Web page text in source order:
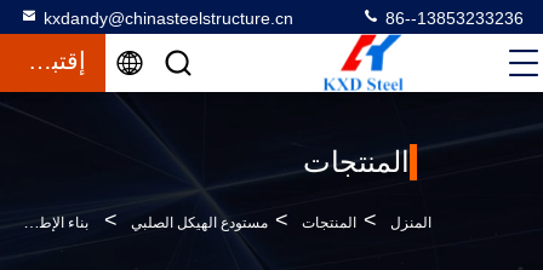
kxdandy@chinasteelstructure.cn 86--13853233236
إقتباس
المنتجات
المنزل > المنتجات > مستودع الهيكل الصلبي > بناء الإطار الفولاذي المخصص المتميز طويل الأمد صديقة للبيئة